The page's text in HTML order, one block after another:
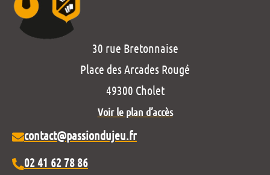
30 rue Bretonnaise
Place des Arcades Rougé
49300 Cholet
Voir le plan d’accès
contact@passiondujeu.fr
02 41 62 78 86